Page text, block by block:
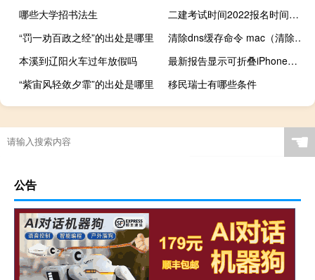
哪些大学招书法生
二建考试时间2022报名时间是什么时候
“罚一劝百政之经”的出处是哪里
清除dns缓存命令 mac（清除dns缓存命令）
本溪到辽阳火车过年放假吗
最新报告显示可折叠iPhone最早将于2024年推出
“紫宙风轻敛夕霏”的出处是哪里
移民瑞士有哪些条件
☚
公告